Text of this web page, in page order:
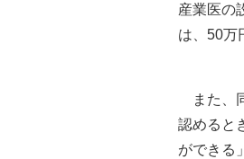
産業医の
は、50万
また、
認めると
ができる